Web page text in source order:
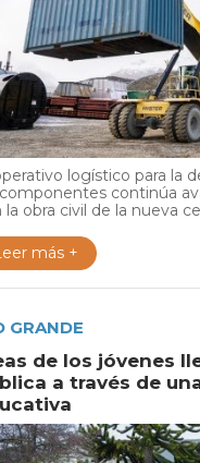
logístico para la
continúa
la obra civil de la nueva
más +
GRANDE
de los jóvenes
a través de